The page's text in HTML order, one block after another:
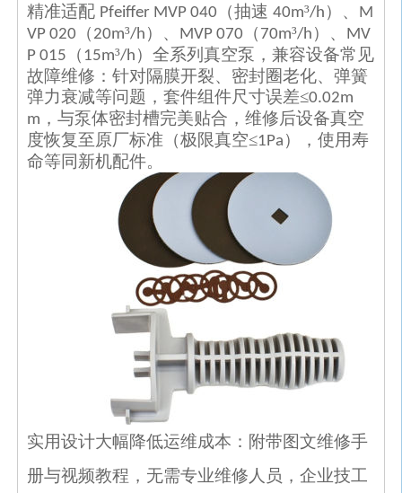
精准适配 Pfeiffer MVP 040 （抽速40m³/h ）、 M
VP 020
（ 20m³/h ）、 MVP 070 （ 70m³/h ）、 MV
P 015
（ 15m³/h ）全系列真空泵，兼容设备常见
故障维修：针对隔膜开裂、密封圈老化、弹簧
弹力衰减等问题，套件组件尺寸误差≤0.02m
m ，与泵体密封槽完美贴合，维修后设备真空
度恢复至原厂标准（极限真空≤1Pa ），使用寿
命等同新机配件。
实用设计大幅降低运维成本：附带图文维修手
册与视频教程，无需专业维修人员，企业技工